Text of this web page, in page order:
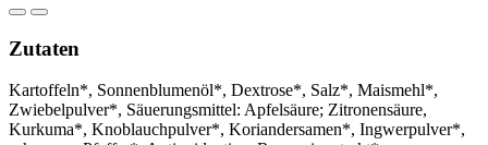
Zutaten
Kartoffeln*, Sonnenblumenöl*, Dextrose*, Salz*, Maismehl*,
Zwiebelpulver*, Säuerungsmittel: Apfelsäure; Zitronensäure,
Kurkuma*, Knoblauchpulver*, Koriandersamen*, Ingwerpulver*,